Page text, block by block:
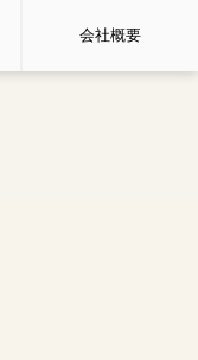
会社概要